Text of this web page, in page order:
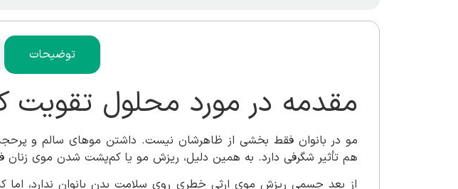
توضیحات
مقدمه در مورد محلول تقویت
مو در بانوان فقط بخشی از ظاهرشان نیست. داشتن موهای سالم و
هم تأثیر شگرفی دارد. به همین دلیل، ریزش مو یا کم‌پشت شدن موی زنان
از بعد جسمی ریزش موی ارثی خطری روی سلامت بدن بانوان ندارد،